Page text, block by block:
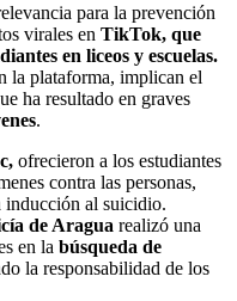
para la prevención
virales en TikTok, que
en liceos y escuelas.
la plataforma, implican el
ha resultado en graves
.
ofrecieron a los estudiantes
contra las personas,
inducción al suicidio.
de Aragua realizó una
en la búsqueda de
la responsabilidad de los